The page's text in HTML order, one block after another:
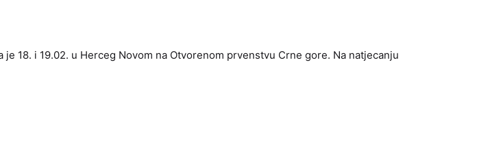
je 18. i 19.02. u Herceg Novom na Otvorenom prvenstvu Crne gore. Na natjecanju